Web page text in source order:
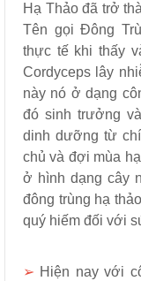
Hạ Thảo đã trở
Tên gọi Đông
thực tế khi thấy
Cordyceps lây
này nó ở dạng
đó sinh trưởng
dinh dưỡng từ
chủ và đợi mùa
ở hình dạng cây
đông trùng hạ
quý hiếm đối với
➢ Hiện nay với